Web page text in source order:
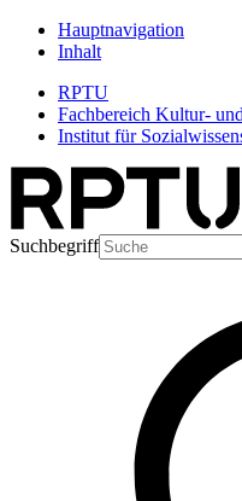
Hauptnavigation
Inhalt
RPTU
Fachbereich Kultur-
Institut für
Suchbegriff